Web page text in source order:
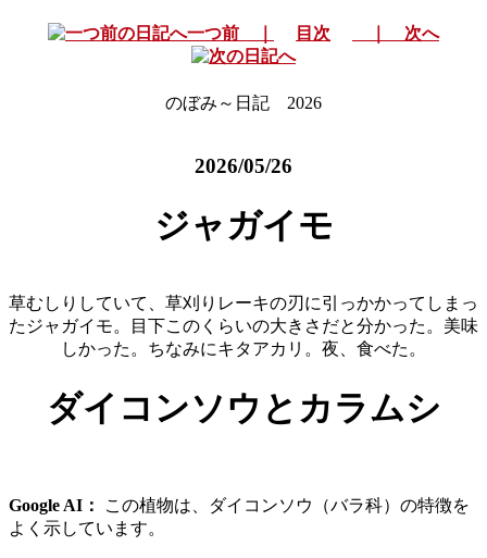
一つ前 ｜ 目次 ｜ 次へ
のぼみ～日記 2026
2026/05/26
ジャガイモ
草むしりしていて、草刈りレーキの刃に引っかかってしまっ
たジャガイモ。目下このくらいの大きさだと分かった。美味
しかった。ちなみにキタアカリ。夜、食べた。
ダイコンソウとカラムシ
Google AI：
この植物は、ダイコンソウ（バラ科）の特徴を
よく示しています。